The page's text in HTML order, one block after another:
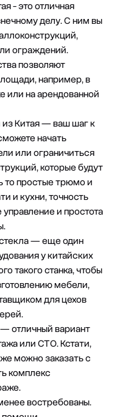
- это отличная
делу. С ним вы
ограждений.
позволяют
например, в
или на арендованной
Китая — ваш шаг к
начать
или ограничиться
которые будут
то простые трюмо и
и кухни, точность
и простота
— еще один
у китайских
такого станка, чтобы
мебели,
для цехов
отличный вариант
или СТО. Кстати,
можно заказать с
комплекс
востребованы.